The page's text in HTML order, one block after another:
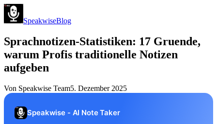
SpeakwiseBlog
Sprachnotizen-Statistiken: 17 Gruende,
warum Profis traditionelle Notizen
aufgeben
Von Speakwise Team5. Dezember 2025
Speakwise - AI Note Taker